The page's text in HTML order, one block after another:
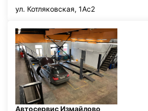
ул. Котляковская, 1Ас2
Автосервис Измайлово